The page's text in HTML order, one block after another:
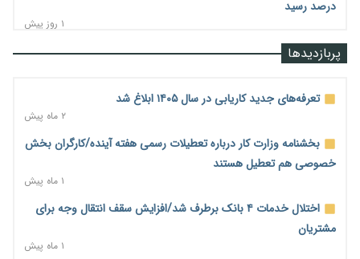
درصد رسید
۱ روز پیش
رشد ۷۵ هزار میلیاردی بازار خرید اعتباری؛ فین‌تک‌ها وارد میدان
آغاز اجرای پایلوت «ردا کارت» برای دانشجویان تحصیلات تکمیلی
۱ روز پیش
محدودیت تازه برای شبکه بانکی؛ افزایش سپرده قانونی با هدف
کنترل تورم
۱ روز پیش
پربازدیدها
تعرفه‌های جدید کاریابی در سال ۱۴۰۵ ابلاغ شد
۲ ماه پیش
بخشنامه وزارت کار درباره تعطیلات رسمی هفته آینده/کارگران بخش
خصوصی هم تعطیل هستند
۱ ماه پیش
اختلال خدمات ۴ بانک برطرف شد/افزایش سقف انتقال وجه برای
مشتریان
۱ ماه پیش